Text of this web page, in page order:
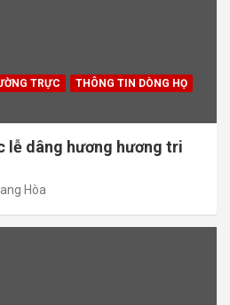
TRỰC
THÔNG TIN DÒNG HỌ
lễ dâng hương hương tri
Hòa